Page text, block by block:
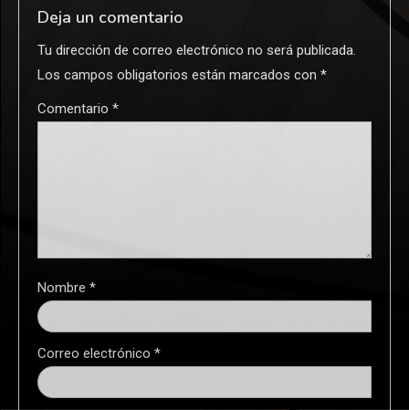
Deja un comentario
Tu dirección de correo electrónico no será publicada.
Los campos obligatorios están marcados con *
Comentario *
Nombre *
Correo electrónico *